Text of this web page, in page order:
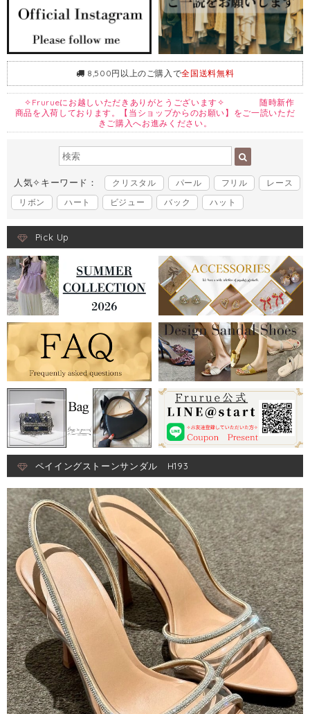
8,500円以上のご購入で全国送料無料
✧Frurueにお越しいただきありがとうございます✧ 随時新作
商品を入荷しております。【当ショップからのお願い】をご一読いただ
きご購入へお進みください。
人気✧キーワード： クリスタル パール フリル
レース
リボン
ハート ビジュー バック ハット
Pick Up
ペイイングストーンサンダル H193